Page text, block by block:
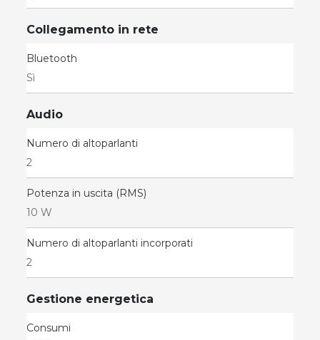
Collegamento in rete
Bluetooth
Sì
Audio
Numero di altoparlanti
2
Potenza in uscita (RMS)
10 W
Numero di altoparlanti incorporati
2
Gestione energetica
Consumi